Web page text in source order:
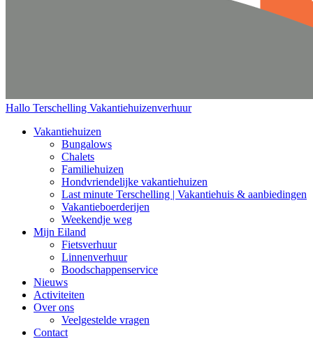
Hallo Terschelling Vakantiehuizenverhuur
Vakantiehuizen
Bungalows
Chalets
Familiehuizen
Hondvriendelijke vakantiehuizen
Last minute Terschelling | Vakantiehuis & aanbiedingen
Vakantieboerderijen
Weekendje weg
Mijn Eiland
Fietsverhuur
Linnenverhuur
Boodschappenservice
Nieuws
Activiteiten
Over ons
Veelgestelde vragen
Contact